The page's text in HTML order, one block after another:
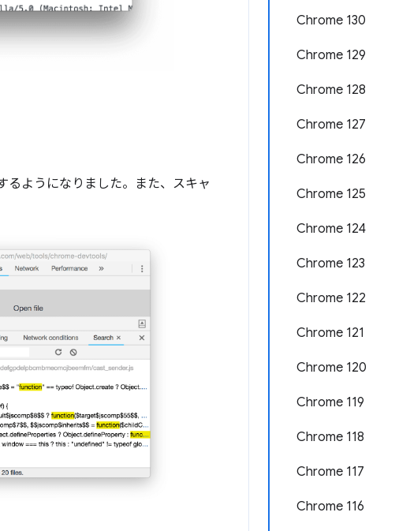
Chrome 130
Chrome 129
Chrome 128
Chrome 127
Chrome 126
Chrome 125
Chrome 124
Chrome 123
Chrome 122
Chrome 121
Chrome 120
Chrome 119
Chrome 118
Chrome 117
Chrome 116
るようになりました。また、スキャ